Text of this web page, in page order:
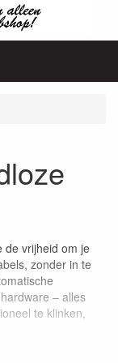
de vrijheid om je
zonder in te
– alles
te klinken,